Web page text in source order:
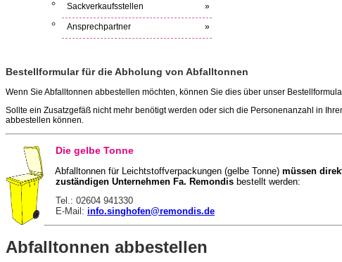
Sackverkaufsstellen »
Ansprechpartner »
Bestellformular für die Abholung von Abfalltonnen
Wenn Sie Abfalltonnen abbestellen möchten, können Sie dies über unser
Sollte ein Zusatzgefäß nicht mehr benötigt werden oder sich die Personenanzahl in
abbestellen können.
Die gelbe Tonne
Abfalltonnen für Leichtstoffverpackungen (gelbe Tonne) müssen
zuständigen Unternehmen Fa. Remondis bestellt werden:
Tel.: 02604 941330
E-Mail: info.singhofen@remondis.de
Abfalltonnen abbestellen